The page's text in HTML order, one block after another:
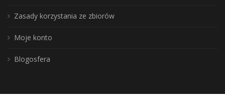
Zasady korzystania ze zbiorów
Moje konto
Blogosfera